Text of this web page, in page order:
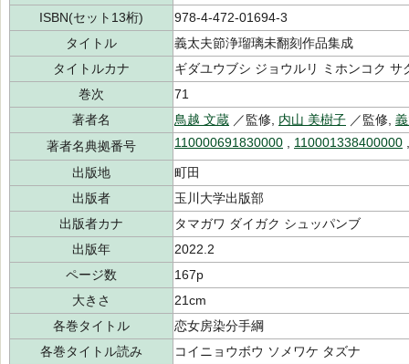
ISBN(セット13桁)
978-4-472-01694-3
タイトル
義太夫節浄瑠璃未翻刻作品集成
タイトルカナ
ギダユウブシ ジョウルリ ミホンコク サ
巻次
71
著者名
鳥越 文蔵 ／監修, 内山 美樹子 ／監修,
著者名典拠番号
110000691830000 110001338400000
出版地
町田
出版者
玉川大学出版部
出版者カナ
タマガワ ダイガク シュッパンブ
出版年
2022.2
ページ数
167p
大きさ
21cm
各巻タイトル
恋女房染分手綱
各巻タイトル読み
コイニョウボウ ソメワケ タズナ